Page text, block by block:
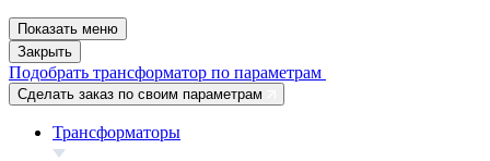
Показать меню
Закрыть
Подобрать трансформатор по параметрам
Сделать заказ по своим параметрам
Трансформаторы